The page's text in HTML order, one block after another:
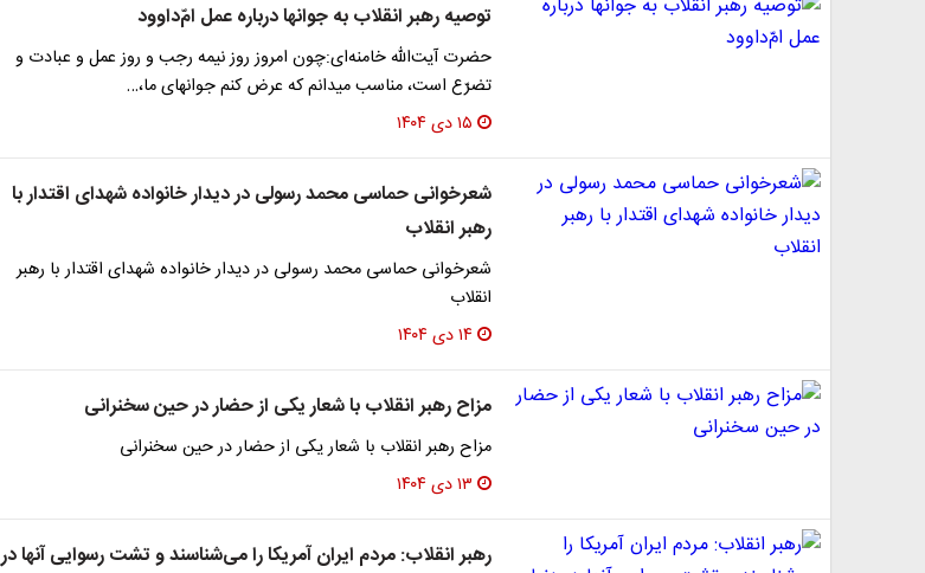
توصیه رهبر انقلاب به جوانها درباره عمل امّ‌داوود
حضرت آیت‌الله خامنه‌ای:چون امروز روز نیمه‌ رجب و روز عمل و عبادت و
تضرّع است، مناسب میدانم که عرض کنم جوانهای ما،…
۱۵ دی ۱۴۰۴
شعرخوانی حماسی محمد رسولی در دیدار خانواده شهدای اقتدار با
رهبر انقلاب
شعرخوانی حماسی محمد رسولی در دیدار خانواده شهدای اقتدار با رهبر
انقلاب
۱۴ دی ۱۴۰۴
مزاح رهبر انقلاب با شعار یکی از حضار در حین سخنرانی
مزاح رهبر انقلاب با شعار یکی از حضار در حین سخنرانی
۱۳ دی ۱۴۰۴
رهبر انقلاب: مردم ایران آمریکا را می‌شناسند و تشت رسوایی آنها در